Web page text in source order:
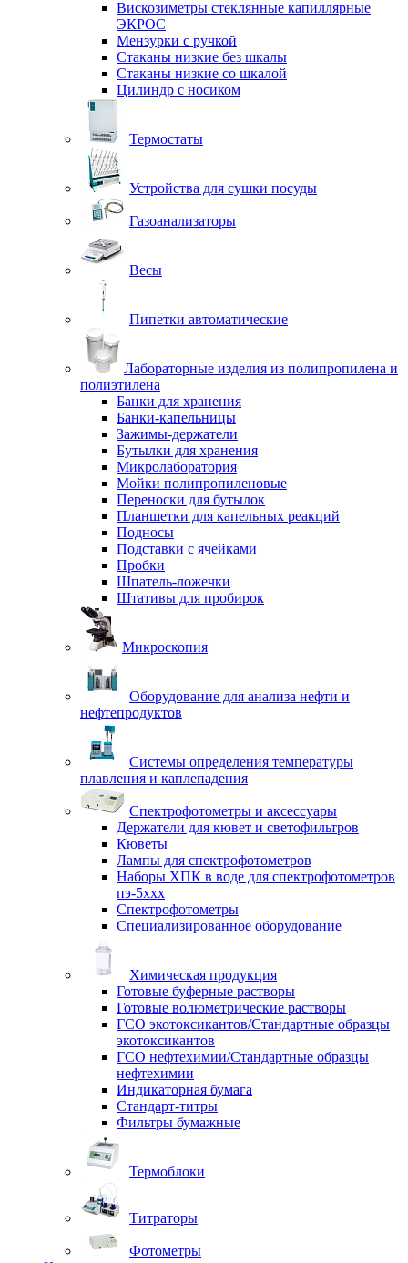
Вискозиметры стеклянные капиллярные
ЭКРОС
Мензурки с ручкой
Стаканы низкие без шкалы
Стаканы низкие со шкалой
Цилиндр с носиком
Термостаты
Устройства для сушки посуды
Газоанализаторы
Весы
Пипетки автоматические
Лабораторные изделия из полипропилена и
полиэтилена
Банки для хранения
Банки-капельницы
Зажимы-держатели
Бутылки для хранения
Микролаборатория
Мойки полипропиленовые
Переноски для бутылок
Планшетки для капельных реакций
Подносы
Подставки с ячейками
Пробки
Шпатель-ложечки
Штативы для пробирок
Микроскопия
Оборудование для анализа нефти и
нефтепродуктов
Системы определения температуры
плавления и каплепадения
Спектрофотометры и аксессуары
Держатели для кювет и светофильтров
Кюветы
Лампы для спектрофотометров
Наборы ХПК в воде для спектрофотометров
пэ-5ххх
Спектрофотометры
Специализированное оборудование
Химическая продукция
Готовые буферные растворы
Готовые волюметрические растворы
ГСО экотоксикантов/Стандартные образцы
экотоксикантов
ГСО нефтехимии/Стандартные образцы
нефтехимии
Индикаторная бумага
Стандарт-титры
Фильтры бумажные
Термоблоки
Титраторы
Фотометры